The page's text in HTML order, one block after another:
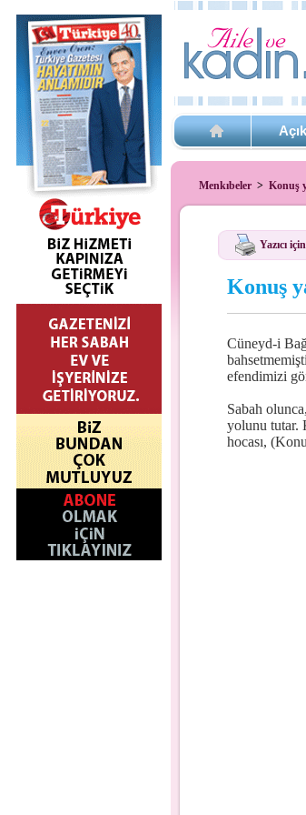
Menkıbeler > Konuş
Yazıcı için
Konuş
Cüneyd-i
efendimizi
Sabah
yolunu tutar.
hocası,